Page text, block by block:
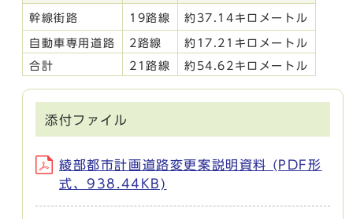
幹線街路 19路線 約37.14キロメートル
自動車専用道路 2路線 約17.21キロメートル
合計 21路線 約54.62キロメートル
添付ファイル
綾部都市計画道路変更案説明資料 (PDF形
式、938.44KB)